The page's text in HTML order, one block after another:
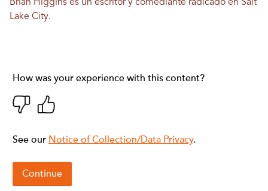
Brian Higgins es un escritor y comediante radicado en Salt
Lake City.